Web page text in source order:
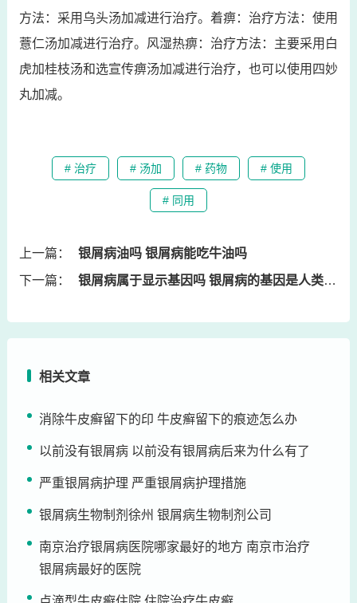
方法：采用乌头汤加减进行治疗。着痹：治疗方法：使用
薏仁汤加减进行治疗。风湿热痹：治疗方法：主要采用白
虎加桂枝汤和选宣传痹汤加减进行治疗，也可以使用四妙
丸加减。
# 治疗 # 汤加 # 药物 # 使用
# 同用
上一篇：
银屑病油吗 银屑病能吃牛油吗
下一篇：
银屑病属于显示基因吗 银屑病的基因是人类最优秀的
相关文章
消除牛皮癣留下的印 牛皮癣留下的痕迹怎么办
以前没有银屑病 以前没有银屑病后来为什么有了
严重银屑病护理 严重银屑病护理措施
银屑病生物制剂徐州 银屑病生物制剂公司
南京治疗银屑病医院哪家最好的地方 南京市治疗
银屑病最好的医院